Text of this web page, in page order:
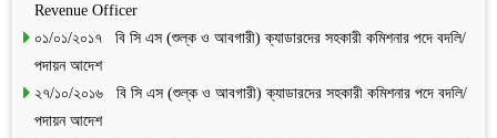
Revenue Officer
০১/০১/২০১৭ বি সি এস (শুল্ক ও আবগারী) ক্যাডারদের সহকারী কমিশনার পদে বদলি/
পদায়ন আদেশ
২৭/১০/২০১৬ বি সি এস (শুল্ক ও আবগারী) ক্যাডারদের সহকারী কমিশনার পদে বদলি/
পদায়ন আদেশ